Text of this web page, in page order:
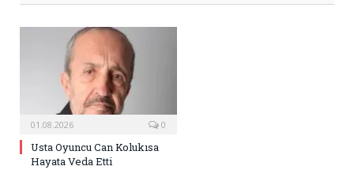
01.08.2026 0
Usta Oyuncu Can Kolukısa
Hayata Veda Etti